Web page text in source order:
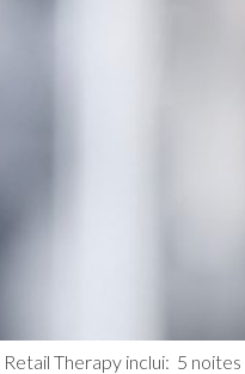
Therapy inclui: 5